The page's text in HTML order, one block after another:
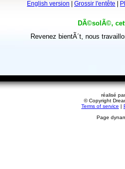
English version Grossir l'entête
DÃ©solÃ©,
Revenez bientÃ´t, nous
réalisé
© Copyright
Terms of service |
Page